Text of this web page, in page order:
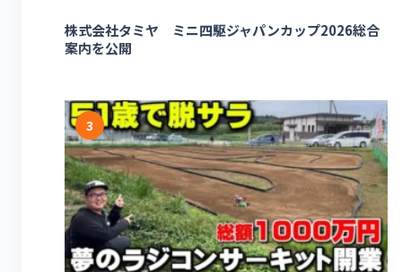
株式会社タミヤ ミニ四駆ジャパンカップ2026総合
案内を公開
3